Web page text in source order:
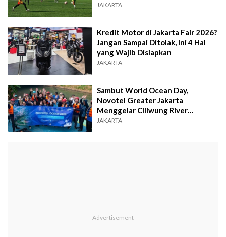
JAKARTA
Kredit Motor di Jakarta Fair 2026?
Jangan Sampai Ditolak, Ini 4 Hal
yang Wajib Disiapkan
JAKARTA
Sambut World Ocean Day,
Novotel Greater Jakarta
Menggelar Ciliwung River
Education & Cleanup
JAKARTA